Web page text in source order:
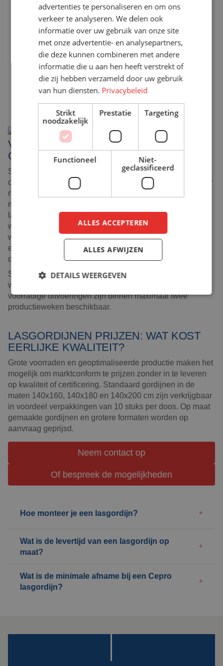
VAN ADVIES TOT MONTAGE: VOLLEDIG
ONTZORGD
Soms is de vraag groter dan één gordijn. Hoe richt je een
complete lasruimte in, zodat veiligheid en productie elkaar
niet in de weg zitten? Via advies op locatie denken we
mee over de volledige inrichting: afschermingen rondom
lascabines,
speciale ophangingenof eentotaaloplossing
waarbij gordijnen, constructie enmontage
worden geleverd. Ons team heeft meer dan tien jaar
ervaring met installaties op locatie. Van eerste advies tot
de laatste haak aan de muur.
Standaard gordijnen tot 300 cm hoog kunnen direct
worden geleverd. Op maat gemaakte gordijnen of niet-
voorradige uitvoeringen zijn binnen maximaal twee
productieweken beschikbaar.
LASGORDIJNEN PRIJZEN: WAT KOST
EERLIJKE KWALITEIT?
Grote voorraden en geoptimaliseerde productie maken het
mogelijk om marktconform te prijzen zonder in te leveren
op kwaliteit of certificering. Standaard gordijnen in de
maten 140x160, 140x180 en 140x200 cm zijn verkrijgbaar
in voordeel verpakkingen van 10 stuks per doos. Op maat
gemaakte gordijnen en grotere formaten worden op
aanvraag geprijsd.
Neem contact op
Of bespreek de mogelijkheden
Hoe monteer je een lasgordijn?
Wat is de levertijd van een lasgordijn op
maat?
Wat is de minimale afname bij een Cepro
lasgordijn?
advertenties te personaliseren en om ons
verkeer te analyseren. We delen ook
informatie over uw gebruik van onze site
met onze advertentie- en analysepartners,
die deze kunnen combineren met andere
informatie die u aan hen heeft verstrekt of
die zij hebben verzameld door uw gebruik
van hun diensten. Privacybeleid
Strikt
noodzakelijk
Prestatie Targeting
Functioneel
Niet-
geclassificeerd
ALLES ACCEPTEREN
ALLES AFWIJZEN
DETAILS WEERGEVEN